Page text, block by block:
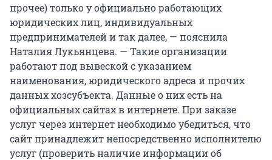
прочее) только у официально работающих
юридических лиц, индивидуальных
предпринимателей и так далее, — пояснила
Наталия Лукьянцева. — Такие организации
работают под вывеской с указанием
наименования, юридического адреса и прочих
данных хозсубъекта. Данные о них есть на
официальных сайтах в интернете. При заказе
услуг через интернет необходимо убедиться, что
сайт принадлежит непосредственно исполнителю
услуг (проверить наличие информации об